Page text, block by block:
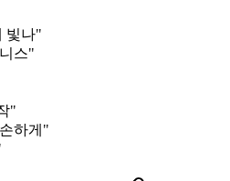
빛나"
스"
"
하게"